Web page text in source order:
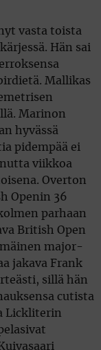
vasta toista
Hän sai
Mallikas
Marinon
hyvässä
pidempää ei
viikkoa
Overton
Openin 36
parhaan
British Open
major-
jakava Frank
sillä hän
cutista
Lickliterin